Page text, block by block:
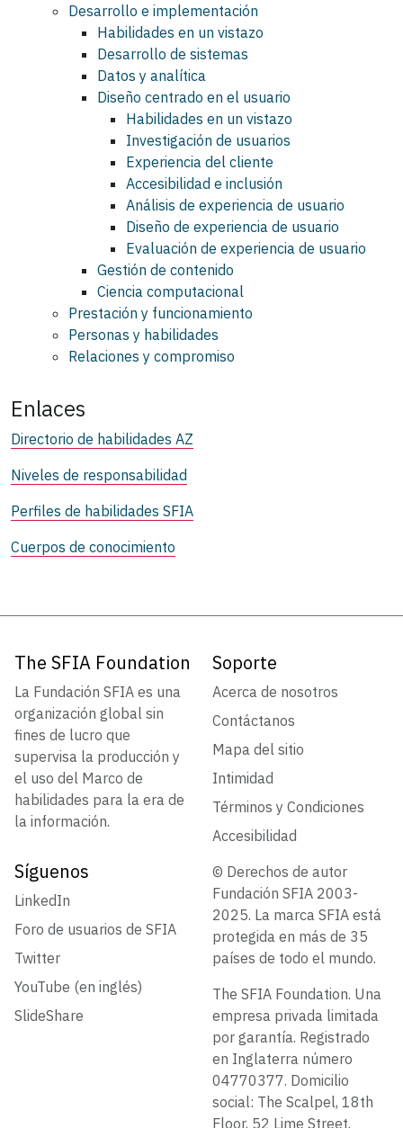
Desarrollo e implementación
Habilidades en un vistazo
Desarrollo de sistemas
Datos y analítica
Diseño centrado en el usuario
Habilidades en un vistazo
Investigación de usuarios
Experiencia del cliente
Accesibilidad e inclusión
Análisis de experiencia de usuario
Diseño de experiencia de usuario
Evaluación de experiencia de usuario
Gestión de contenido
Ciencia computacional
Prestación y funcionamiento
Personas y habilidades
Relaciones y compromiso
Enlaces
Directorio de habilidades AZ
Niveles de responsabilidad
Perfiles de habilidades SFIA
Cuerpos de conocimiento
The SFIA Foundation
La Fundación SFIA es una
organización global sin
fines de lucro que
supervisa la producción y
el uso del Marco de
habilidades para la era de
la información.
Soporte
Acerca de nosotros
Contáctanos
Mapa del sitio
Intimidad
Términos y Condiciones
Accesibilidad
Síguenos
LinkedIn
Foro de usuarios de SFIA
Twitter
YouTube (en inglés)
SlideShare
© Derechos de autor
Fundación SFIA 2003-
2025. La marca SFIA está
protegida en más de 35
países de todo el mundo.
The SFIA Foundation. Una
empresa privada limitada
por garantía. Registrado
en Inglaterra número
04770377. Domicilio
social: The Scalpel, 18th
Floor, 52 Lime Street,